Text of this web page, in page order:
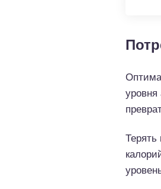
уровня